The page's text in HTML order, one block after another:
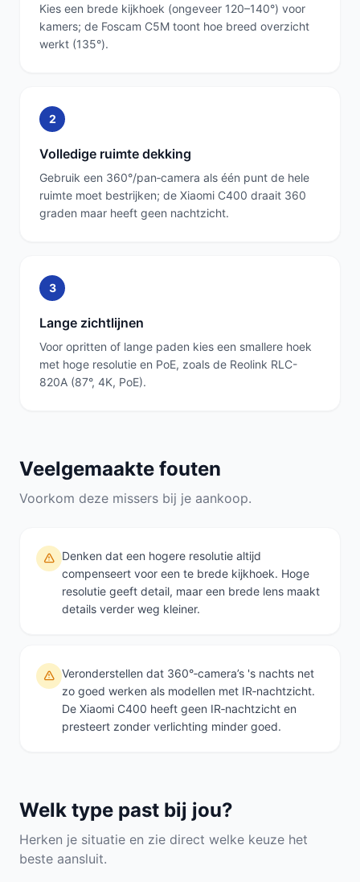
Kies een brede kijkhoek (ongeveer 120–140°) voor
kamers; de Foscam C5M toont hoe breed overzicht
werkt (135°).
2
Volledige ruimte dekking
Gebruik een 360°/pan‑camera als één punt de hele
ruimte moet bestrijken; de Xiaomi C400 draait 360
graden maar heeft geen nachtzicht.
3
Lange zichtlijnen
Voor opritten of lange paden kies een smallere hoek
met hoge resolutie en PoE, zoals de Reolink RLC-
820A (87°, 4K, PoE).
Veelgemaakte fouten
Voorkom deze missers bij je aankoop.
Denken dat een hogere resolutie altijd
compenseert voor een te brede kijkhoek. Hoge
resolutie geeft detail, maar een brede lens maakt
details verder weg kleiner.
Veronderstellen dat 360°‑camera’s 's nachts net
zo goed werken als modellen met IR‑nachtzicht.
De Xiaomi C400 heeft geen IR‑nachtzicht en
presteert zonder verlichting minder goed.
Welk type past bij jou?
Herken je situatie en zie direct welke keuze het
beste aansluit.